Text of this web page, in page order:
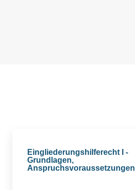
Eingliederungshilferecht I -
Grundlagen,
Anspruchsvoraussetzungen